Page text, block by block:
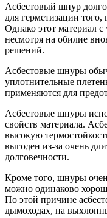
Асбестовый шнур
для герметизации того,
Однако этот материал
несмотря на обилие
решений.
Асбестовые шнуры
уплотнительные
применяются для
Асбестовые шнуры
свойств материала.
высокую
выгоден из-за очень
долговечности.
Кроме того, шнуры
можно одинаково
По этой причине
дымоходах, на